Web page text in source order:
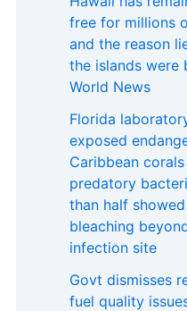
free for millions
and the reason
the islands were
World News
Florida
exposed
Caribbean
predatory
than half
bleaching
infection site
Govt dismisses
fuel quality